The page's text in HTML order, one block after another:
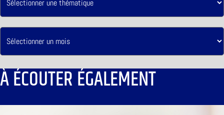
À ÉCOUTER ÉGALEMENT